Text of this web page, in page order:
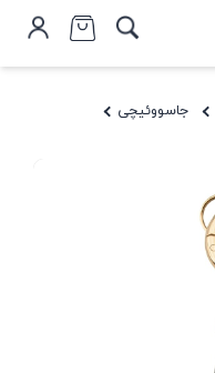
جاسووئیچی